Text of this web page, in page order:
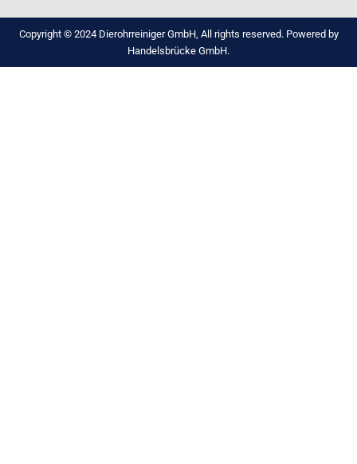
Copyright © 2024 Dierohrreiniger GmbH, All rights reserved. Powered by
Handelsbrücke GmbH.